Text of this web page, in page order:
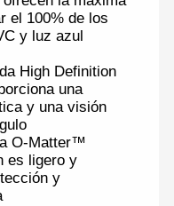
el 100% de los
y luz azul
High Definition
una
y una visión
O-Matter™
es ligero y
y